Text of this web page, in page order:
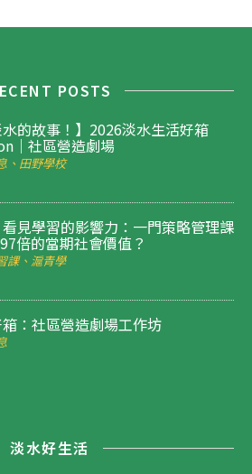
POSTS
水的故事！】2026淡水生活好箱
｜社區營造劇場
、田野學校
見學習的影響力：一門策略管理課
倍的當期社會價值？
課、滬青學
：社區營造劇場工作坊
淡水好生活